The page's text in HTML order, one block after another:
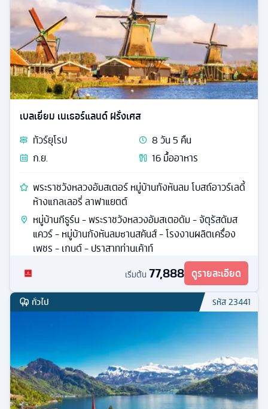
เบลเยี่ยม เนเธอร์แลนด์ ฝรั่งเศส
ทัวร์ยุโรป 8วัน5 คืน
ก.ย.
16มื้ออาหาร
พระราชวังหลวงอัมสเตอร์ หมู่บ้านกังหันลม โบสถ์อาวร์เลดี้
ห้างแกลเลอรี่ ลาฟาแยตต์
หมู่บ้านกีธูร์น - พระราชวังหลวงอัมสเตอดัม - จัตุรัสดัมส
แควร์ - หมู่บ้านกังหันลมซานสคันส์ - โรงงานผลิตเครื่อง
เพชร - เกนต์ - ปราสาทท่านเค้าท์
เริ่มต้น 77,888 ดูรายละเอียด
ทั่วไป รหัส23441